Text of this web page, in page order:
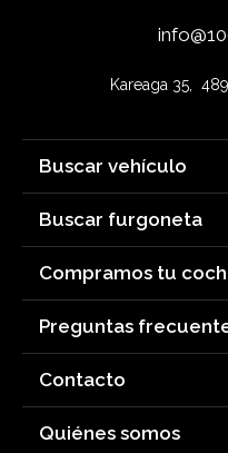
Kareaga 35,
Buscar vehículo
Buscar furgoneta
Compramos tu
Preguntas
Contacto
Quiénes somos